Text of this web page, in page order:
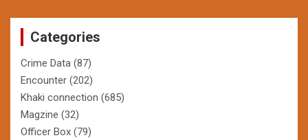
Categories
Crime Data (87)
Encounter (202)
Khaki connection (685)
Magzine (32)
Officer Box (79)